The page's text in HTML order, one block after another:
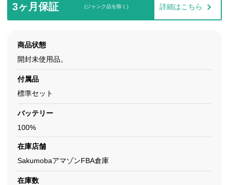
3ヶ月保証 (ジャンク品を除く) 詳細はこちら
商品状態
開封未使用品。
付属品
標準セット
バッテリー
100%
在庫店舗
SakumobaアマゾンFBA倉庫
在庫数